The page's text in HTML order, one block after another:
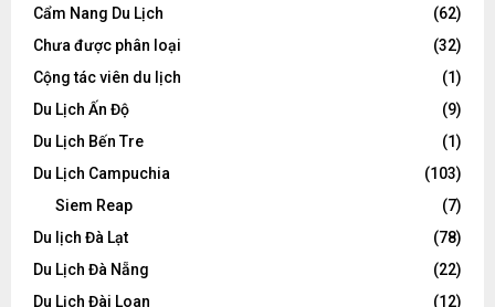
Cẩm Nang Du Lịch
(62)
Chưa được phân loại
(32)
Cộng tác viên du lịch
(1)
Du Lịch Ấn Độ
(9)
Du Lịch Bến Tre
(1)
Du Lịch Campuchia
(103)
Siem Reap
(7)
Du lịch Đà Lạt
(78)
Du Lịch Đà Nẵng
(22)
Du Lịch Đài Loan
(12)